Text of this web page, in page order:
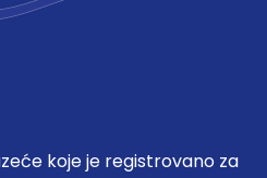
koje je registrovano za